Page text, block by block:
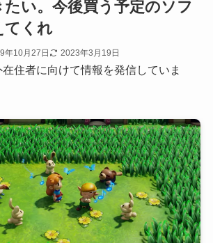
たい。今後買う予定のソフ
てくれ
年10月27日 2023年3月19日
住者に向けて情報を発信していま